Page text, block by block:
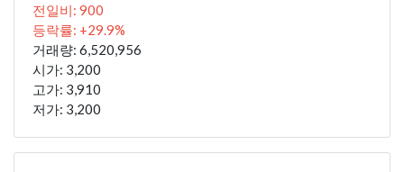
전일비: 900
등락률: +29.9%
거래량: 6,520,956
시가: 3,200
고가: 3,910
저가: 3,200